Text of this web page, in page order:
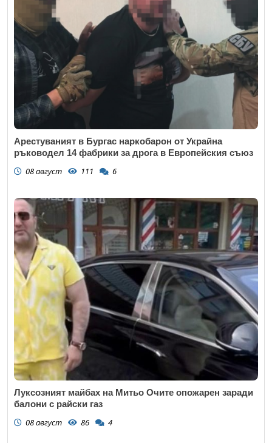
Арестуваният в Бургас наркобарон от Украйна
ръководел 14 фабрики за дрога в Европейския съюз
08 август 111 6
Луксозният майбах на Митьо Очите опожарен заради
балони с райски газ
08 август 86 4